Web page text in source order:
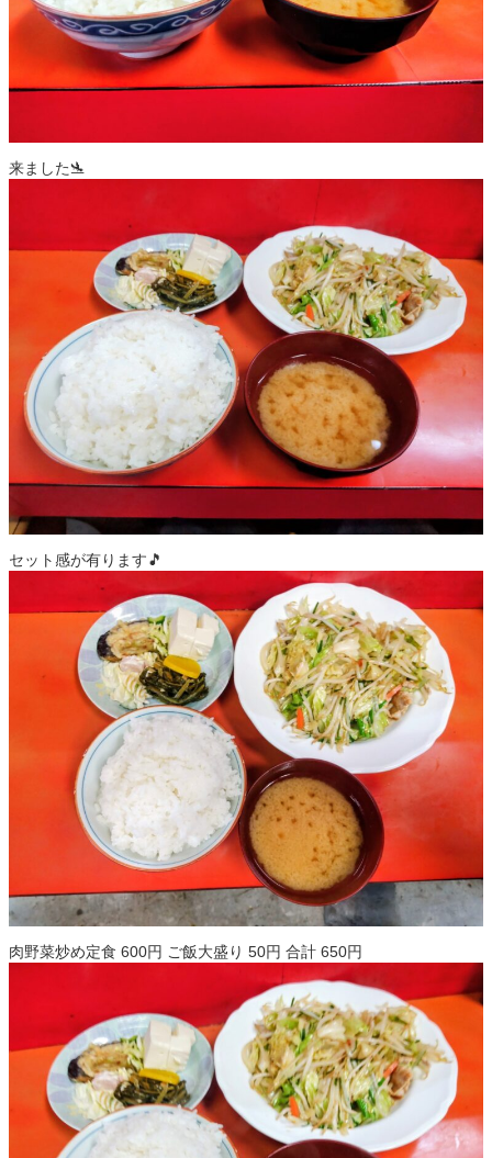
来ました🛬
セット感が有ります🎵
肉野菜炒め定食 600円 ご飯大盛り 50円 合計 650円